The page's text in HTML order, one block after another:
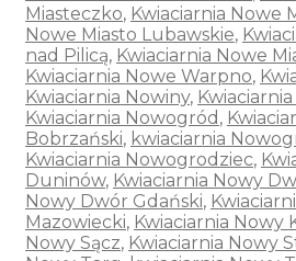
Miasteczko, Kwiaciarnia Nowe
Nowe Miasto Lubawskie,
nad Pilicą, Kwiaciarnia Nowe
Kwiaciarnia Nowe Warpno,
Kwiaciarnia Nowiny,
Kwiaciarnia Nowogród ,
Bobrzański, kwiaciarnia
Kwiaciarnia Nowogrodziec,
Duninów, Kwiaciarnia Nowy
Nowy Dwór Gdański,
Mazowiecki, Kwiaciarnia Nowy
Nowy Sącz, Kwiaciarnia Nowy